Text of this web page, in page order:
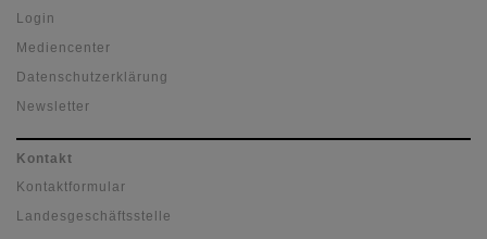
Login
Mediencenter
Datenschutzerklärung
Newsletter
Kontakt
Kontaktformular
Landesgeschäftsstelle